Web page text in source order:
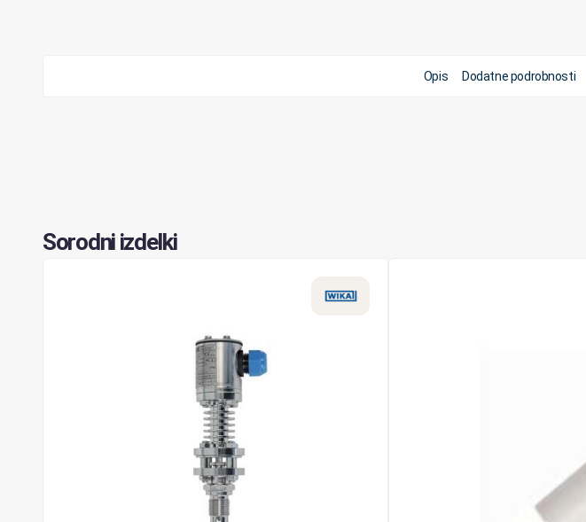
Opis Dodatne podrobnosti
Sorodni izdelki